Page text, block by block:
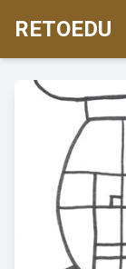
RETOEDU